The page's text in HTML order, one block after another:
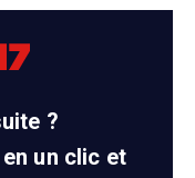
?
un clic et